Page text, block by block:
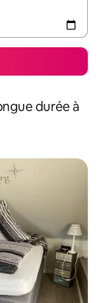
durée à